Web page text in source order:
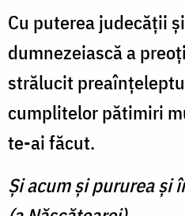
Cu puterea judecăţii
dumnezeiască a
strălucit
cumplitelor pătimiri
te-ai făcut.
Şi acum şi pururea şi